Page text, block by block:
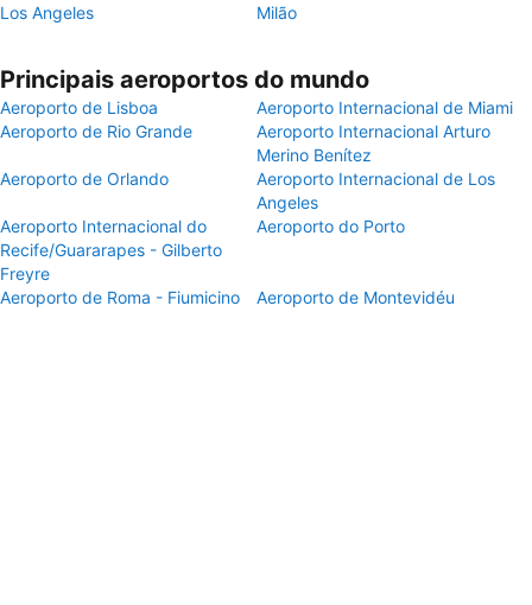
Los Angeles
Milão
Principais aeroportos do mundo
Aeroporto de Lisboa
Aeroporto Internacional de Miami
Aeroporto de Rio Grande
Aeroporto Internacional Arturo
Merino Benítez
Aeroporto de Orlando
Aeroporto Internacional de Los
Angeles
Aeroporto Internacional do
Recife/Guararapes - Gilberto
Freyre
Aeroporto do Porto
Aeroporto de Roma - Fiumicino Aeroporto de Montevidéu